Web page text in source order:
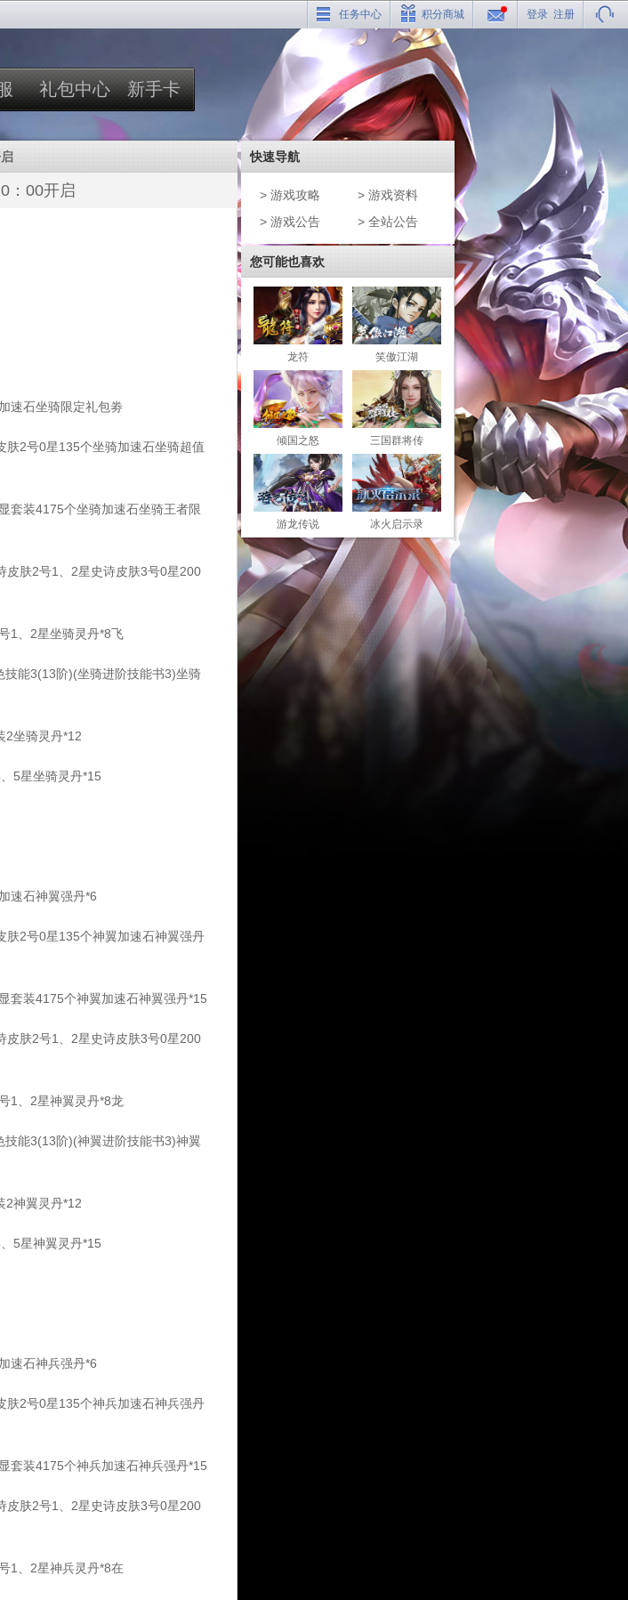
礼包中心 新手卡
：00开启
速石坐骑限定礼包劵
2号0星135个坐骑加速石坐骑超值
装4175个坐骑加速石坐骑王者限
肤2号1、2星史诗皮肤3号0星200
1、2星坐骑灵丹*8飞
能3(13阶)(坐骑进阶技能书3)坐骑
坐骑灵丹*12
5星坐骑灵丹*15
速石神翼强丹*6
2号0星135个神翼加速石神翼强丹
装4175个神翼加速石神翼强丹*15
肤2号1、2星史诗皮肤3号0星200
1、2星神翼灵丹*8龙
能3(13阶)(神翼进阶技能书3)神翼
神翼灵丹*12
5星神翼灵丹*15
速石神兵强丹*6
2号0星135个神兵加速石神兵强丹
装4175个神兵加速石神兵强丹*15
肤2号1、2星史诗皮肤3号0星200
1、2星神兵灵丹*8在
快速导航
> 游戏攻略
> 游戏资料
> 游戏公告
> 全站公告
您可能也喜欢
龙符 笑傲江湖
倾国之怒 三国群将传
游龙传说 冰火启示录
任务中心 积分商城 登录 注册